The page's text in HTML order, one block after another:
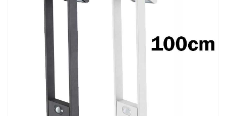
AMPOULES
LUMINAIRES
ACCESSOIRES
ECLAIRAGES